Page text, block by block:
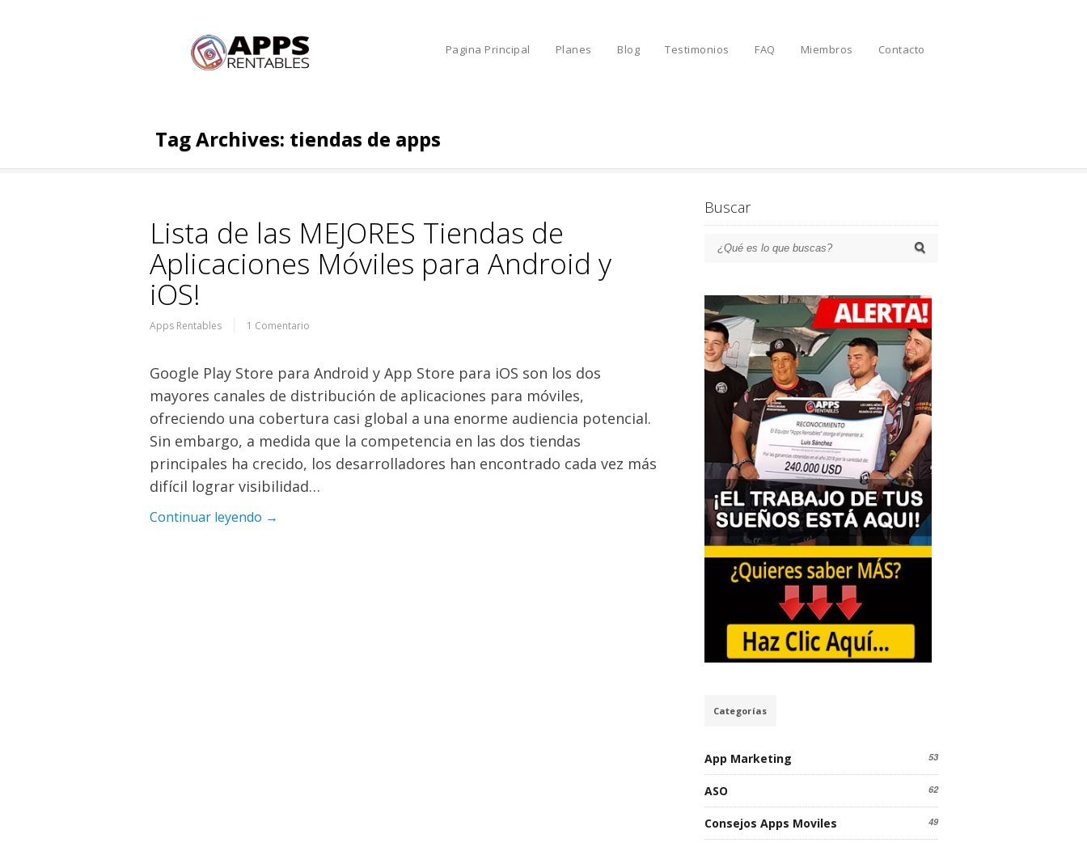
Pagina Principal Planes Blog Testimonios FAQ Miembros Contacto
Tag Archives: tiendas de apps
Lista de las MEJORES Tiendas de
Aplicaciones Móviles para Android y
iOS!
Apps Rentables 1 Comentario
Google Play Store para Android y App Store para iOS son los dos
mayores canales de distribución de aplicaciones para móviles,
ofreciendo una cobertura casi global a una enorme audiencia potencial.
Sin embargo, a medida que la competencia en las dos tiendas
principales ha crecido, los desarrolladores han encontrado cada vez más
difícil lograr visibilidad…
Continuar leyendo →
Buscar
Categorías
App Marketing 53
ASO 62
Consejos Apps Moviles 49